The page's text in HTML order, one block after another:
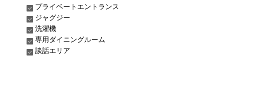
プライベートエントランス
ジャグジー
洗濯機
専用ダイニングルーム
談話エリア